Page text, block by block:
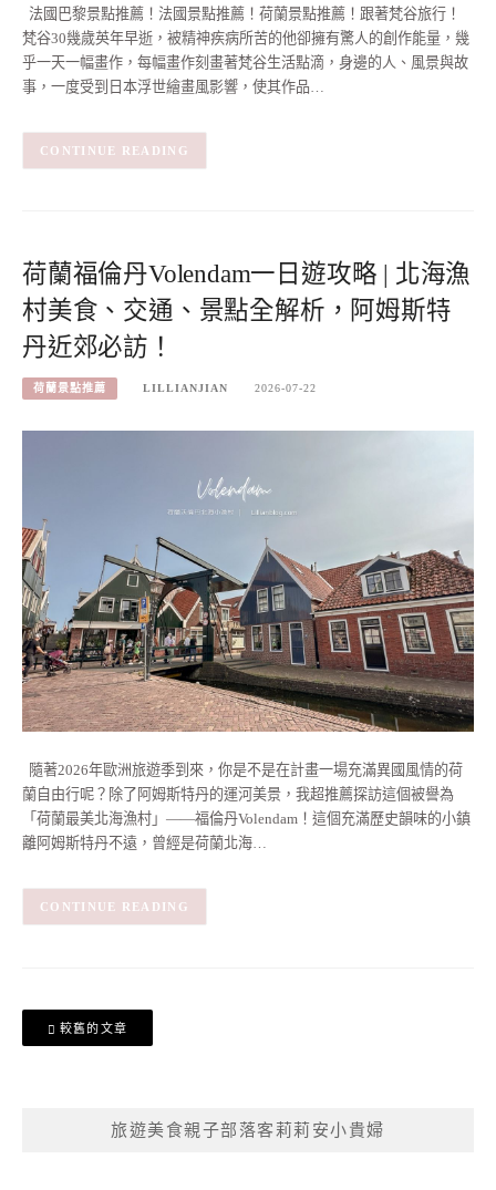
法國巴黎景點推薦！法國景點推薦！荷蘭景點推薦！跟著梵谷旅行！
梵谷30幾歲英年早逝，被精神疾病所苦的他卻擁有驚人的創作能量，幾
乎一天一幅畫作，每幅畫作刻畫著梵谷生活點滴，身邊的人、風景與故
事，一度受到日本浮世繪畫風影響，使其作品…
CONTINUE READING
荷蘭福倫丹Volendam一日遊攻略 | 北海漁
村美食、交通、景點全解析，阿姆斯特
丹近郊必訪！
荷蘭景點推薦 LILLIANJIAN 2026-07-22
隨著2026年歐洲旅遊季到來，你是不是在計畫一場充滿異國風情的荷
蘭自由行呢？除了阿姆斯特丹的運河美景，我超推薦探訪這個被譽為
「荷蘭最美北海漁村」——福倫丹Volendam！這個充滿歷史韻味的小鎮
離阿姆斯特丹不遠，曾經是荷蘭北海…
CONTINUE READING
章
較舊的文章
旅遊美食親子部落客莉莉安小貴婦